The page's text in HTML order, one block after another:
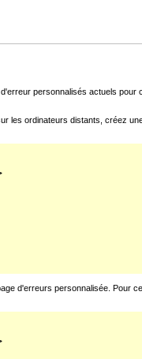
personnalisés actuels
les ordinateurs distants, créez
d'erreurs personnalisée. Pour